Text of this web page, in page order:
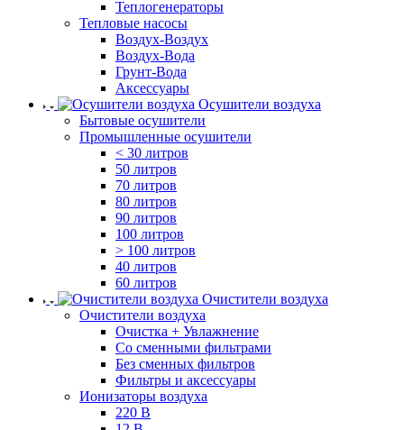
Теплогенераторы
Тепловые насосы
Воздух-Воздух
Воздух-Вода
Грунт-Вода
Аксессуары
Осушители воздуха
Бытовые осушители
Промышленные осушители
< 30 литров
50 литров
70 литров
80 литров
90 литров
100 литров
> 100 литров
40 литров
60 литров
Очистители воздуха
Очистители воздуха
Очистка + Увлажнение
Cо сменными фильтрами
Без сменных фильтров
Фильтры и аксессуары
Ионизаторы воздуха
220 В